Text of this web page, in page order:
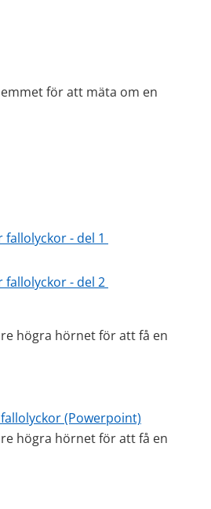
för att mäta om en
- del 1
- del 2
högra hörnet för att få en
(Powerpoint)
högra hörnet för att få en